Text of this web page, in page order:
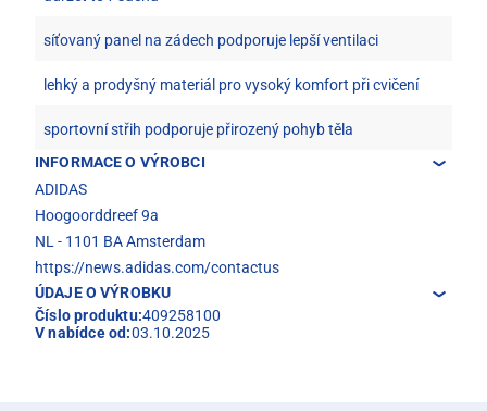
síťovaný panel na zádech podporuje lepší ventilaci
lehký a prodyšný materiál pro vysoký komfort při cvičení
sportovní střih podporuje přirozený pohyb těla
INFORMACE O VÝROBCI
ADIDAS
Hoogoorddreef 9a
NL - 1101 BA Amsterdam
https://news.adidas.com/contactus
ÚDAJE O VÝROBKU
Číslo produktu:409258100
V nabídce od:03.10.2025